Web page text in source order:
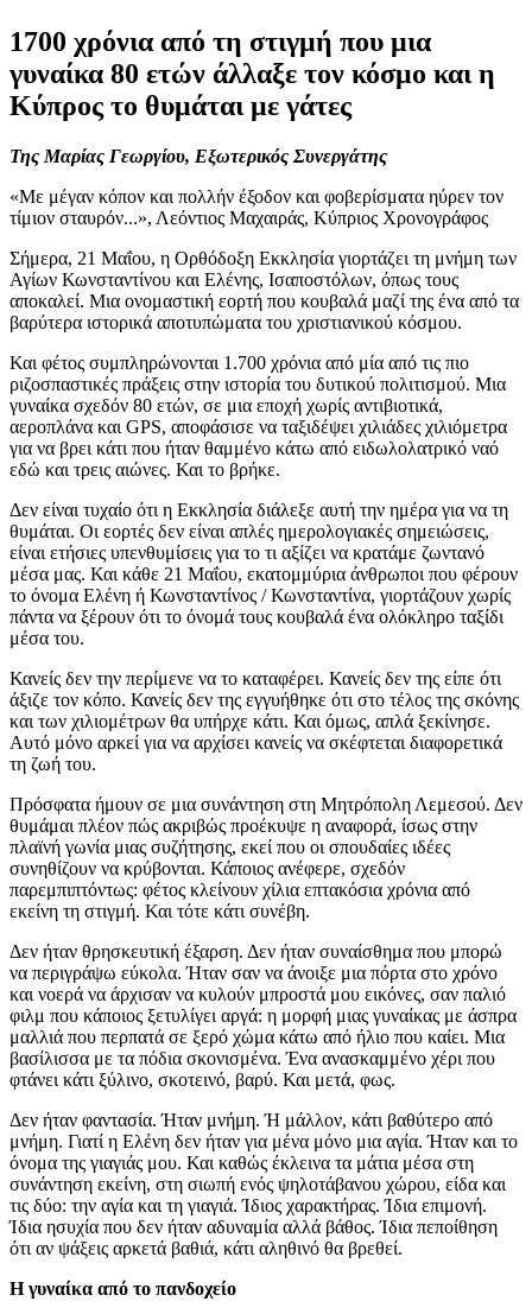
1700 χρόνια από τη στιγμή που μια
γυναίκα 80 ετών άλλαξε τον κόσμο και η
Κύπρος το θυμάται με γάτες
Της Μαρίας Γεωργίου, Εξωτερικός Συνεργάτης
«Με μέγαν κόπον και πολλήν έξοδον και φοβερίσματα ηύρεν τον
τίμιον σταυρόν...», Λεόντιος Μαχαιράς, Κύπριος Χρονογράφος
Σήμερα, 21 Μαΐου, η Ορθόδοξη Εκκλησία γιορτάζει τη μνήμη των
Αγίων Κωνσταντίνου και Ελένης, Ισαποστόλων, όπως τους
αποκαλεί. Μια ονομαστική εορτή που κουβαλά μαζί της ένα από τα
βαρύτερα ιστορικά αποτυπώματα του χριστιανικού κόσμου.
Και φέτος συμπληρώνονται 1.700 χρόνια από μία από τις πιο
ριζοσπαστικές πράξεις στην ιστορία του δυτικού πολιτισμού. Μια
γυναίκα σχεδόν 80 ετών, σε μια εποχή χωρίς αντιβιοτικά,
αεροπλάνα και GPS, αποφάσισε να ταξιδέψει χιλιάδες χιλιόμετρα
για να βρει κάτι που ήταν θαμμένο κάτω από ειδωλολατρικό ναό
εδώ και τρεις αιώνες. Και το βρήκε.
Δεν είναι τυχαίο ότι η Εκκλησία διάλεξε αυτή την ημέρα για να τη
θυμάται. Οι εορτές δεν είναι απλές ημερολογιακές σημειώσεις,
είναι ετήσιες υπενθυμίσεις για το τι αξίζει να κρατάμε ζωντανό
μέσα μας. Και κάθε 21 Μαΐου, εκατομμύρια άνθρωποι που φέρουν
το όνομα Ελένη ή Κωνσταντίνος / Κωνσταντίνα, γιορτάζουν χωρίς
πάντα να ξέρουν ότι το όνομά τους κουβαλά ένα ολόκληρο ταξίδι
μέσα του.
Κανείς δεν την περίμενε να το καταφέρει. Κανείς δεν της είπε ότι
άξιζε τον κόπο. Κανείς δεν της εγγυήθηκε ότι στο τέλος της σκόνης
και των χιλιομέτρων θα υπήρχε κάτι. Και όμως, απλά ξεκίνησε.
Αυτό μόνο αρκεί για να αρχίσει κανείς να σκέφτεται διαφορετικά
τη ζωή του.
Πρόσφατα ήμουν σε μια συνάντηση στη Μητρόπολη Λεμεσού. Δεν
θυμάμαι πλέον πώς ακριβώς προέκυψε η αναφορά, ίσως στην
πλαϊνή γωνία μιας συζήτησης, εκεί που οι σπουδαίες ιδέες
συνηθίζουν να κρύβονται. Κάποιος ανέφερε, σχεδόν
παρεμπιπτόντως: φέτος κλείνουν χίλια επτακόσια χρόνια από
εκείνη τη στιγμή. Και τότε κάτι συνέβη.
Δεν ήταν θρησκευτική έξαρση. Δεν ήταν συναίσθημα που μπορώ
να περιγράψω εύκολα. Ήταν σαν να άνοιξε μια πόρτα στο χρόνο
και νοερά να άρχισαν να κυλούν μπροστά μου εικόνες, σαν παλιό
φιλμ που κάποιος ξετυλίγει αργά: η μορφή μιας γυναίκας με άσπρα
μαλλιά που περπατά σε ξερό χώμα κάτω από ήλιο που καίει. Μια
βασίλισσα με τα πόδια σκονισμένα. Ένα ανασκαμμένο χέρι που
φτάνει κάτι ξύλινο, σκοτεινό, βαρύ. Και μετά, φως.
Δεν ήταν φαντασία. Ήταν μνήμη. Ή μάλλον, κάτι βαθύτερο από
μνήμη. Γιατί η Ελένη δεν ήταν για μένα μόνο μια αγία. Ήταν και το
όνομα της γιαγιάς μου. Και καθώς έκλεινα τα μάτια μέσα στη
συνάντηση εκείνη, στη σιωπή ενός ψηλοτάβανου χώρου, είδα και
τις δύο: την αγία και τη γιαγιά. Ίδιος χαρακτήρας. Ίδια επιμονή.
Ίδια ησυχία που δεν ήταν αδυναμία αλλά βάθος. Ίδια πεποίθηση
ότι αν ψάξεις αρκετά βαθιά, κάτι αληθινό θα βρεθεί.
Η γυναίκα από το πανδοχείο